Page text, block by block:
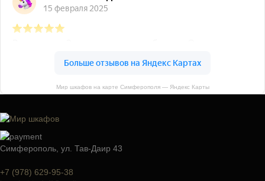
Мир шкафов на карте Симферополя — Яндекс Карты
Симферополь, ул. Тав-Даир 43
+7 (978) 629-95-38